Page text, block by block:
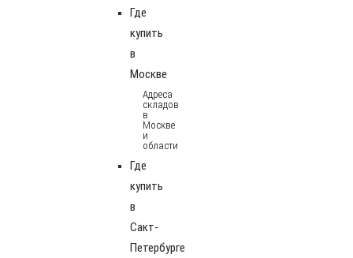
Где
купить
в
Москве
Адреса
складов
в
Москве
и
области
Где
купить
в
Сакт-
Петербурге